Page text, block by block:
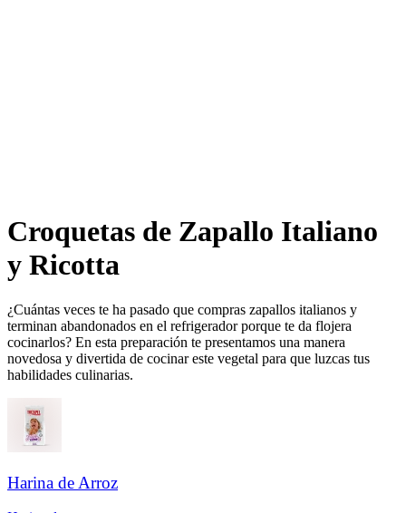
Croquetas de Zapallo Italiano
y Ricotta​​​​‌ ‍ ​‍​‍‌‍ ‌ ​‍‌‍‍‌‌‍‌ ‌‍‍‌‌‍ ‍​‍​‍​ ‍‍​‍​‍‌ ​ ‌‍​‌‌‍ ‍‌‍‍‌‌ ‌​‌ ‍‌​‍ ‍‌‍‍‌‌‍ ​‍​‍​‍ ​​‍​‍‌‍‍​‌ ​‍‌‍‌‌‌‍‌‍​‍​‍​ ‍‍​‍​‍‌‍‍​‌ ‌​‌ ‌​‌ ​​‌ ​ ​ ‍‍​‍ ​‍ ‌ ‌​‌ ‌‌‌‍​ ‌‍​‌‌ ​​‌‍‌‌‌‍ ​​‍ ‍‌ ​ ‌‍​‌‌‍ ‍‌‍‍‌‌ ‌​‌ ‍‌​‍ ‍‌ ​ ‌ ‌​‌ ‌‌‌‍‌​‌‍‍‌‌‍ ​‍ ‌‍‍‌‌‍ ‍‌ ‌​‌‍‌‌‌‍ ‍‌ ‌​​‍ ‌‍‌‌‌‍‌​‌‍‍‌‌ ‌​​‍ ‌‍ ‌‌‍ ‌‍‌​‌‍‌‌​ ‌‌ ​​‌ ​‍‌‍‌‌‌ ​ ‌‍‌‌‌‍ ‍‌ ‌​‌‍​‌‌ ‌​‌‍‍‌‌‍ ‌‍ ‍​ ‍ ‌‍‍‌‌‍‌​​ ‌‌ ​‍‌‍‌‌‌‍​ ‌‍‍‌‌ ​​‌‍‌‌​‍ ‌​ ‌ ​ ‍​​ ‌‌​ ​‍​ ‍ ‌ ‌​‌ ‍‌‌ ​​‌‍‌‌​ ‌‌ ​‍‌‍‌‌‌‍​ ‌‍‍‌‌ ​​‌‍‌‌​ ‍ ‌ ​​‌‍​‌‌ ‌​‌‍‍​​ ‌‌ ‌​‌‍‍‌‌ ‌​‌‍ ​‌‍‌‌​ ‌‍​‍‌‍​‌‌ ​ ‌‍‌‌‌‌‌‌‌ ​‍‌‍ ​​ ‌‌‍‍​‌ ‌​‌ ‌​‌ ​​‌ ​ ​‍‌‌​ ​ ‌​​‌​‍‌‌​ ​‍‌​‌‍​‍‌‌​ ​‍‌​‌‍‌ ‌​‌ ‌‌‌‍​ ‌‍​‌‌ ​​‌‍‌‌‌‍ ​​‍ ‍‌ ​ ‌‍​‌‌‍ ‍‌‍‍‌‌ ‌​‌ ‍‌​‍ ‍‌ ​ ‌ ‌​‌ ‌‌‌‍‌​‌‍‍‌‌‍ ​‍‌‍‌‍‍‌‌‍‌​​ ‌‌ ​‍‌‍‌‌‌‍​ ‌‍‍‌‌ ​​‌‍‌‌​‍ ‌​ ‌ ​ ‍​​ ‌‌​ ​‍​‍‌‍‌ ‌​‌ ‍‌‌ ​​‌‍‌‌​ ‌‌ ​‍‌‍‌‌‌‍​ ‌‍‍‌‌ ​​‌‍‌‌​‍‌‍‌ ​​‌‍​‌‌ ‌​‌‍‍​​ ‌‌ ‌​‌‍‍‌‌ ‌​‌‍ ​‌‍‌‌​‍‌‍‌ ​​‌‍‌‌‌ ​‍‌ ​ ‌ ​​‌‍‌‌‌‍​ ‌ ‌​‌‍‍‌‌ ‌‍‌‍‌‌​ ‌‌ ​​‌ ‌‌‌‍​‍‌‍ ​‌‍‍‌‌ ​ ‌‍‍​‌‍‌‌‌‍‌​​‍​‍‌ ‌
¿Cuántas veces te ha pasado que compras zapallos italianos y
terminan abandonados en el refrigerador porque te da flojera
cocinarlos? En esta preparación te presentamos una manera
novedosa y divertida de cocinar este vegetal para que luzcas tus
habilidades culinarias.​​​​‌ ‍ ​‍​‍‌‍ ‌ ​‍‌‍‍‌‌‍‌ ‌‍‍‌‌‍ ‍​‍​‍​ ‍‍​‍​‍‌ ​ ‌‍​‌‌‍ ‍‌‍‍‌‌ ‌​‌ ‍‌​‍ ‍‌‍‍‌‌‍ ​‍​‍​‍ ​​‍​‍‌‍‍​‌ ​‍‌‍‌‌‌‍‌‍​‍​‍​ ‍‍​‍​‍‌‍‍​‌ ‌​‌ ‌​‌ ​​‌ ​ ​ ‍‍​‍ ​‍ ‌ ‌​‌ ‌‌‌‍​ ‌‍​‌‌ ​​‌‍‌‌‌‍ ​​‍ ‍‌ ​ ‌‍​‌‌‍ ‍‌‍‍‌‌ ‌​‌ ‍‌​‍ ‍‌ ​ ‌ ‌​‌ ‌‌‌‍‌​‌‍‍‌‌‍ ​‍ ‌‍‍‌‌‍ ‍‌ ‌​‌‍‌‌‌‍ ‍‌ ‌​​‍ ‌‍‌‌‌‍‌​‌‍‍‌‌ ‌​​‍ ‌‍ ‌‌‍ ‌‍‌​‌‍‌‌​ ‌‌ ​​‌ ​‍‌‍‌‌‌ ​ ‌‍‌‌‌‍ ‍‌ ‌​‌‍​‌‌ ‌​‌‍‍‌‌‍ ‌‍ ‍​ ‍ ‌‍‍‌‌‍‌​​ ‌‌ ​‍‌‍‌‌‌‍​ ‌‍‍‌‌ ​​‌‍‌‌​‍ ‌​ ‌ ​ ‍​​ ‌‌​ ​‍​ ‍ ‌ ‌​‌ ‍‌‌ ​​‌‍‌‌​ ‌‌ ​‍‌‍‌‌‌‍​ ‌‍‍‌‌ ​​‌‍‌‌​ ‍ ‌ ​​‌‍​‌‌ ‌​‌‍‍​​ ‌‌‍‌​‌‍‌‌‌ ​ ‌‍​ ‌ ​‍‌‍‍‌‌ ​​‌ ‌​‌‍‍‌‌‍ ‌‍ ‍​‍‌‌​ ‌‌‌​​‍‌‌ ‌‍‍ ‌‍‌‌‌ ‍‌​‍‌‌​ ​ ‌​‌​​‍‌‌​ ​ ‌​‌​​‍‌‌​ ​‍​ ​‍​ ​ ​ ​ ​ ‌‍​ ‌‍​ ‌‍​ ​ ​ ​‍‌‍‌​‌‍​‌​ ​​‌‍​‌​ ​​​‍‌‌​ ​‍​ ​‍​‍‌‌​ ‌‌‌​‌​​‍ ‍‌‍​ ‌‍‍​‌‍‍‌‌‍ ​‌‍‌​‌ ​‍‌‍‌‌‌‍ ‍​‍‌‌​ ‌‌‌​​‍‌‌ ‌‍‍ ‌‍‌‌‌ ‍‌​‍‌‌​ ​ ‌​‌​​‍‌‌​ ​ ‌​‌​​‍‌‌​ ​‍​ ​‍‌‍​‍‌‍​ ‌‍‌​​ ​‌​ ‌​​ ‌‌​ ‌ ​ ‌‌‌‍​‍‌‍​ ​ ​‌​ ‌‍​‍‌‌​ ​‍​ ​‍​‍‌‌​ ‌‌‌​‌​​‍ ‍‌ ‌​‌‍‌‌‌ ‍​‌ ‌​​ ‌‍​‍‌‍​‌‌ ​ ‌‍‌‌‌‌‌‌‌ ​‍‌‍ ​​ ‌‌‍‍​‌ ‌​‌ ‌​‌ ​​‌ ​ ​‍‌‌​ ​ ‌​​‌​‍‌‌​ ​‍‌​‌‍​‍‌‌​ ​‍‌​‌‍‌ ‌​‌ ‌‌‌‍​ ‌‍​‌‌ ​​‌‍‌‌‌‍ ​​‍ ‍‌ ​ ‌‍​‌‌‍ ‍‌‍‍‌‌ ‌​‌ ‍‌​‍ ‍‌ ​ ‌ ‌​‌ ‌‌‌‍‌​‌‍‍‌‌‍ ​‍‌‍‌‍‍‌‌‍‌​​ ‌‌ ​‍‌‍‌‌‌‍​ ‌‍‍‌‌ ​​‌‍‌‌​‍ ‌​ ‌ ​ ‍​​ ‌‌​ ​‍​‍‌‍‌ ‌​‌ ‍‌‌ ​​‌‍‌‌​ ‌‌ ​‍‌‍‌‌‌‍​ ‌‍‍‌‌ ​​‌‍‌‌​‍‌‍‌ ​​‌‍​‌‌ ‌​‌‍‍​​ ‌‌‍‌​‌‍‌‌‌ ​ ‌‍​ ‌ ​‍‌‍‍‌‌ ​​‌ ‌​‌‍‍‌‌‍ ‌‍ ‍​‍‌‌​ ‌‌‌​​‍‌‌ ‌‍‍ ‌‍‌‌‌ ‍‌​‍‌‌​ ​ ‌​‌​​‍‌‌​ ​ ‌​‌​​‍‌‌​ ​‍​ ​‍​ ​ ​ ​ ​ ‌‍​ ‌‍​ ‌‍​ ​ ​ ​‍‌‍‌​‌‍​‌​ ​​‌‍​‌​ ​​​‍‌‌​ ​‍​ ​‍​‍‌‌​ ‌‌‌​‌​​‍ ‍‌‍​ ‌‍‍​‌‍‍‌‌‍ ​‌‍‌​‌ ​‍‌‍‌‌‌‍ ‍​‍‌‌​ ‌‌‌​​‍‌‌ ‌‍‍ ‌‍‌‌‌ ‍‌​‍‌‌​ ​ ‌​‌​​‍‌‌​ ​ ‌​‌​​‍‌‌​ ​‍​ ​‍‌‍​‍‌‍​ ‌‍‌​​ ​‌​ ‌​​ ‌‌​ ‌ ​ ‌‌‌‍​‍‌‍​ ​ ​‌​ ‌‍​‍‌‌​ ​‍​ ​‍​‍‌‌​ ‌‌‌​‌​​‍ ‍‌ ‌​‌‍‌‌‌ ‍​‌ ‌​​‍‌‍‌ ​​‌‍‌‌‌ ​‍‌ ​ ‌ ​​‌‍‌‌‌‍​ ‌ ‌​‌‍‍‌‌ ‌‍‌‍‌‌​ ‌‌ ​​‌ ‌‌‌‍​‍‌‍ ​‌‍‍‌‌ ​ ‌‍‍​‌‍‌‌‌‍‌​​‍​‍‌ ‌
Harina de Arroz​​​​‌ ‍ ​‍​‍‌‍ ‌ ​‍‌‍‍‌‌‍‌ ‌‍‍‌‌‍ ‍​‍​‍​ ‍‍​‍​‍‌ ​ ‌‍​‌‌‍ ‍‌‍‍‌‌ ‌​‌ ‍‌​‍ ‍‌‍‍‌‌‍ ​‍​‍​‍ ​​‍​‍‌‍‍​‌ ​‍‌‍‌‌‌‍‌‍​‍​‍​ ‍‍​‍​‍‌‍‍​‌ ‌​‌ ‌​‌ ​​‌ ​ ​ ‍‍​‍ ​‍ ‌ ‌​‌ ‌‌‌‍​ ‌‍​‌‌ ​​‌‍‌‌‌‍ ​​‍ ‍‌ ​ ‌‍​‌‌‍ ‍‌‍‍‌‌ ‌​‌ ‍‌​‍ ‍‌ ​ ‌ ‌​‌ ‌‌‌‍‌​‌‍‍‌‌‍ ​‍ ‌‍‍‌‌‍ ‍‌ ‌​‌‍‌‌‌‍ ‍‌ ‌​​‍ ‌‍‌‌‌‍‌​‌‍‍‌‌ ‌​​‍ ‌‍ ‌‌‍ ‌‍‌​‌‍‌‌​ ‌‌ ​​‌ ​‍‌‍‌‌‌ ​ ‌‍‌‌‌‍ ‍‌ ‌​‌‍​‌‌ ‌​‌‍‍‌‌‍ ‌‍ ‍​ ‍ ‌‍‍‌‌‍‌​​ ‌​ ‌​‌‍‌‍​ ‌​​ ​​‌‍​‍​ ‌ ​ ‌ ​ ​​​‍ ‌‌‍‌​​ ​ ​ ​‌‌‍​ ​‍ ‌​ ‌​​ ‍​​ ‌​​ ‌​​‍ ‌‌‍​‌​ ‍​​ ‌​​ ‌‌​‍ ‌‌‍‌‍​ ‌​​ ​ ‌‍‌​​ ​‍​ ​‍‌‍​ ‌‍‌‌‌‍‌​​ ​ ​ ​ ‌‍​ ​ ‍ ‌ ‌​‌ ‍‌‌ ​​‌‍‌‌​ ‌‌ ​​‌ ​‍‌‍ ‌‍‌​‌ ‌‌‌‍​ ‌ ‌​​ ‍ ‌ ​​‌‍​‌‌ ‌​‌‍‍​​ ‌‌ ‌​‌‍‍‌‌ ‌​‌‍ ​‌‍‌‌​ ‌‍​‍‌‍​‌‌ ​ ‌‍‌‌‌‌‌‌‌ ​‍‌‍ ​​ ‌‌‍‍​‌ ‌​‌ ‌​‌ ​​‌ ​ ​‍‌‌​ ​ ‌​​‌​‍‌‌​ ​‍‌​‌‍​‍‌‌​ ​‍‌​‌‍‌ ‌​‌ ‌‌‌‍​ ‌‍​‌‌ ​​‌‍‌‌‌‍ ​​‍ ‍‌ ​ ‌‍​‌‌‍ ‍‌‍‍‌‌ ‌​‌ ‍‌​‍ ‍‌ ​ ‌ ‌​‌ ‌‌‌‍‌​‌‍‍‌‌‍ ​‍‌‍‌‍‍‌‌‍‌​​ ‌​ ‌​‌‍‌‍​ ‌​​ ​​‌‍​‍​ ‌ ​ ‌ ​ ​​​‍ ‌‌‍‌​​ ​ ​ ​‌‌‍​ ​‍ ‌​ ‌​​ ‍​​ ‌​​ ‌​​‍ ‌‌‍​‌​ ‍​​ ‌​​ ‌‌​‍ ‌‌‍‌‍​ ‌​​ ​ ‌‍‌​​ ​‍​ ​‍‌‍​ ‌‍‌‌‌‍‌​​ ​ ​ ​ ‌‍​ ​‍‌‍‌ ‌​‌ ‍‌‌ ​​‌‍‌‌​ ‌‌ ​​‌ ​‍‌‍ ‌‍‌​‌ ‌‌‌‍​ ‌ ‌​​‍‌‍‌ ​​‌‍​‌‌ ‌​‌‍‍​​ ‌‌ ‌​‌‍‍‌‌ ‌​‌‍ ​‌‍‌‌​‍‌‍‌ ​​‌‍‌‌‌ ​‍‌ ​ ‌ ​​‌‍‌‌‌‍​ ‌ ‌​‌‍‍‌‌ ‌‍‌‍‌‌​ ‌‌ ​​‌ ‌‌‌‍​‍‌‍ ​‌‍‍‌‌ ​ ‌‍‍​‌‍‌‌‌‍‌​​‍​‍‌ ‌